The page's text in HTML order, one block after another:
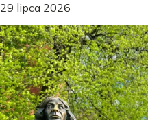
29 lipca 2026